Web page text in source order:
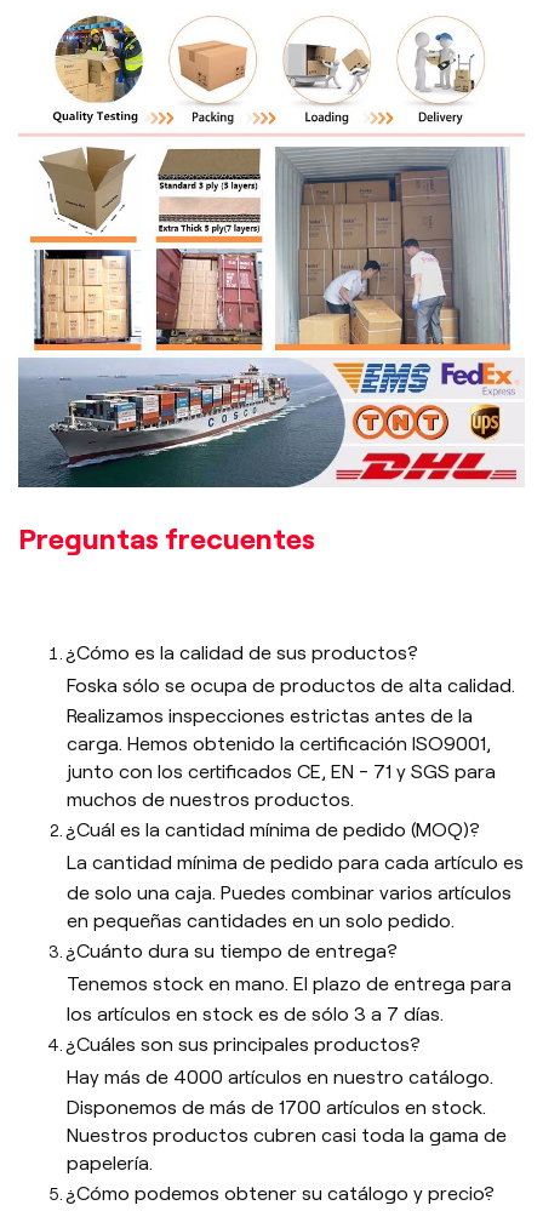
Preguntas frecuentes
¿Cómo es la calidad de sus productos?
Foska sólo se ocupa de productos de alta calidad.
Realizamos inspecciones estrictas antes de la
carga. Hemos obtenido la certificación ISO9001,
junto con los certificados CE, EN - 71 y SGS para
muchos de nuestros productos.
¿Cuál es la cantidad mínima de pedido (MOQ)?
La cantidad mínima de pedido para cada artículo es
de solo una caja. Puedes combinar varios artículos
en pequeñas cantidades en un solo pedido.
¿Cuánto dura su tiempo de entrega?
Tenemos stock en mano. El plazo de entrega para
los artículos en stock es de sólo 3 a 7 días.
¿Cuáles son sus principales productos?
Hay más de 4000 artículos en nuestro catálogo.
Disponemos de más de 1700 artículos en stock.
Nuestros productos cubren casi toda la gama de
papelería.
¿Cómo podemos obtener su catálogo y precio?